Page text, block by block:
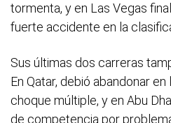
tormenta, y en Las Vegas
fuerte accidente en la
Sus últimas dos carreras
En Qatar, debió abandonar
choque múltiple, y en Abu
de competencia por